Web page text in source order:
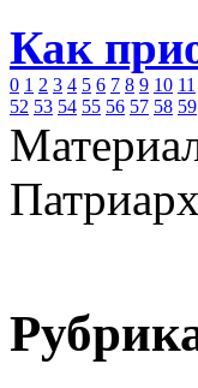
Как
0 1 2 3 4 5 6 7 8 9 10 11
52 53 54 55 56 57 58 59